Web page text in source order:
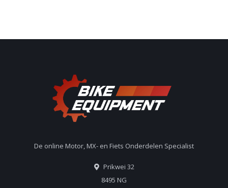
De online Motor, MX- en Fiets Onderdelen Specialist
Prikwei 32
8495 NG